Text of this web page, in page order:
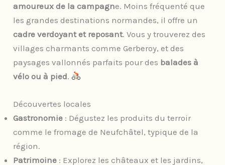
amoureux de la campagne. Moins fréquenté que
les grandes destinations normandes, il offre un
cadre verdoyant et reposant. Vous y trouverez des
villages charmants comme Gerberoy, et des
paysages vallonnés parfaits pour des balades à
vélo ou à pied.
Découvertes locales
Gastronomie : Dégustez les produits du terroir
comme le fromage de Neufchâtel, typique de la
région.
Patrimoine : Explorez les châteaux et les jardins,